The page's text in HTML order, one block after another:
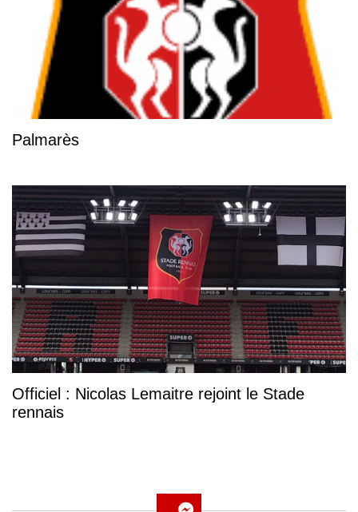
Palmarès
Officiel : Nicolas Lemaitre rejoint le Stade
rennais